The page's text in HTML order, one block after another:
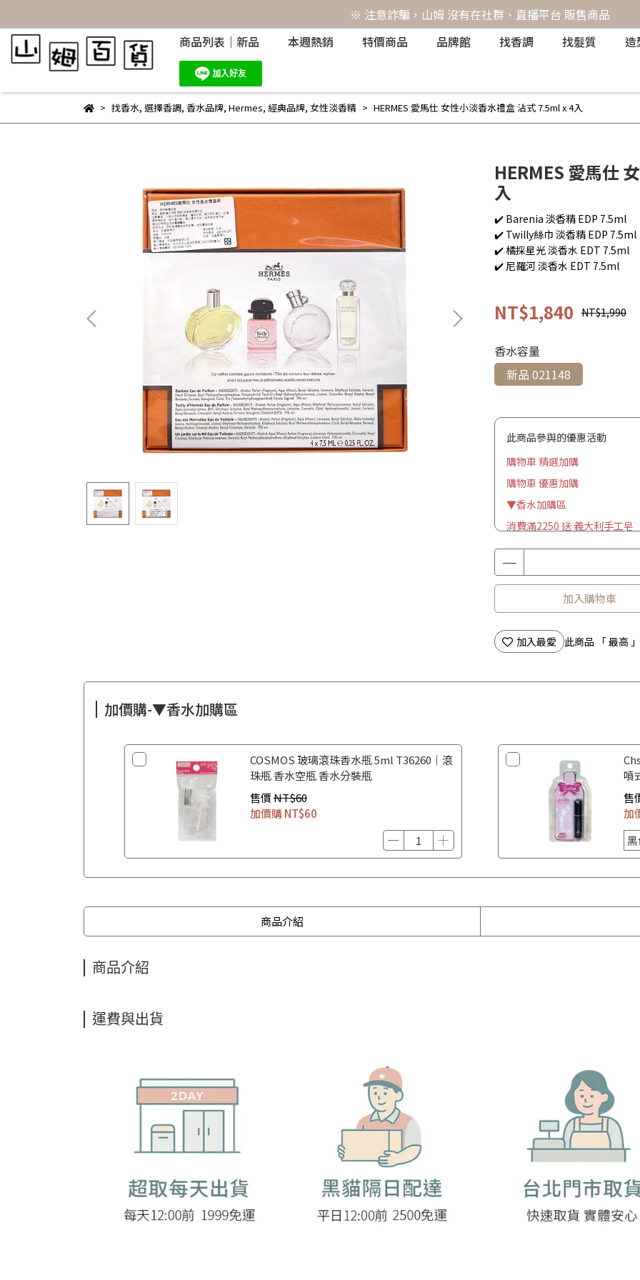
※ 注意詐騙，山姆 沒有在社群、直播平台 販售商品
商品列表｜新品
本週熱銷 特價商品 品牌館 找香調 找髮質 造
找香水, 選擇香調, 香水品牌, Hermes, 經典品牌, 女性淡香精 HERMES 愛馬仕 女性小淡香水禮盒 沾式 7.5ml x 4入
HERMES 愛馬仕
入
✔️ Barenia 淡香精 EDP 7.5ml
✔️ Twilly絲巾 淡香精 EDP 7.5ml
✔️ 橘採星光 淡香水 EDT 7.5ml
✔️ 尼羅河 淡香水 EDT 7.5ml
NT$1,840 NT$1,990
香水容量
新品 021148
此商品參與的優惠活動
購物車 精選加購
購物車 優惠加購
▼香水加購區
消費滿2250 送 義大利手工皂
加入購物車
加入最愛 此商品 「 最高
加價購-▼香水加購區
COSMOS 玻璃滾珠香水瓶 5ml T36260｜滾
珠瓶 香水空瓶 香水分裝瓶
售價NT$60
加價購NT$60
噴
香
售
加
商品介紹
商品介紹
運費與出貨